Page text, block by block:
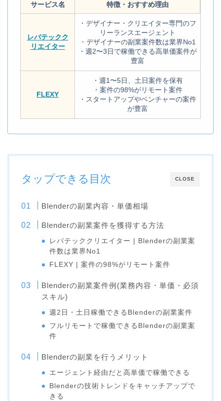
サービス名 特徴・おすすめ理由
レバテックク
リエイター
・デザイナー・クリエイター専門のフ
リーランスエージェント
・デザイナーの副業案件数は業界No1
・週2〜3日で稼働できる高単価案件が
豊富
FLEXY
・週1〜5日、土日案件を保有
・案件の98%がリモート案件
・スタートアップやベンチャーの案件
が豊富
CLOSE
タップできる目次
Blenderの副業内容・単価相場
Blenderの副業案件を獲得する方法
レバテッククリエイター | Blenderの副業案
件数は業界No1
FLEXY | 案件の98%がリモート案件
Blenderの副業案件例(業務内容・単価・必須
スキル)
週2日・土日稼働できるBlenderの副業案件
フルリモートで稼働できるBlenderの副業案
件
Blenderの副業を行うメリット
エージェント経由だと高単価で稼働できる
Blenderの技術トレンドをキャッチアップで
きる